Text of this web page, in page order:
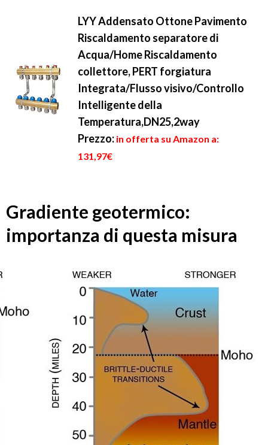
LYY Addensato Ottone Pavimento
Riscaldamento separatore di
Acqua/Home Riscaldamento
collettore, PERT forgiatura
Integrata/Flusso visivo/Controllo
Intelligente della
Temperatura,DN25,2way
Prezzo: in offerta su Amazon a:
131,97€
Gradiente geotermico:
importanza di questa misura